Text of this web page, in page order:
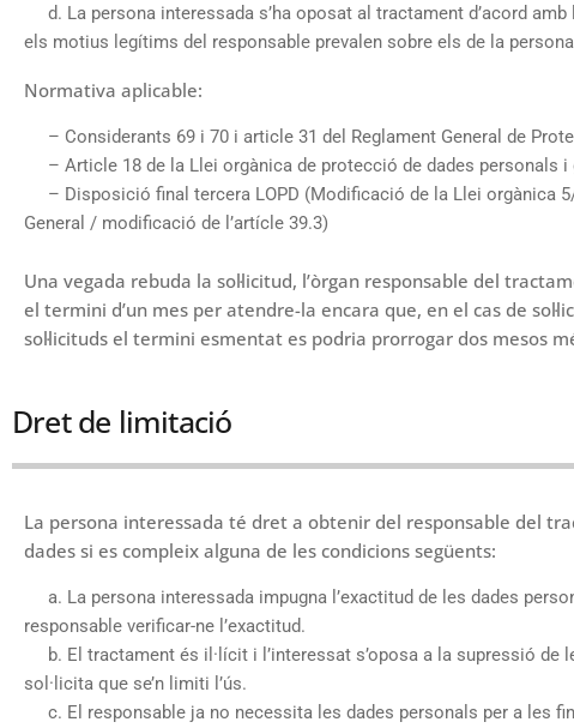
d. La persona interessada s’ha oposat al tractament d’acord amb
els motius legítims del responsable prevalen sobre els de la
Normativa aplicable:
– Considerants 69 i 70 i article 31 del Reglament General de
– Article 18 de la Llei orgànica de protecció de dades personals i
– Disposició final tercera LOPD (Modificació de la Llei orgànica 5/
General / modificació de l’artícle 39.3)
Una vegada rebuda la sol·licitud, l’òrgan responsable del
el termini d’un mes per atendre-la encara que, en el cas de
sol·licituds el termini esmentat es podria prorrogar dos mesos
Dret de limitació
La persona interessada té dret a obtenir del responsable del
dades si es compleix alguna de les condicions següents:
a. La persona interessada impugna l’exactitud de les dades
responsable verificar-ne l’exactitud.
b. El tractament és il·lícit i l’interessat s’oposa a la supressió de
sol·licita que se’n limiti l’ús.
c. El responsable ja no necessita les dades personals per a les